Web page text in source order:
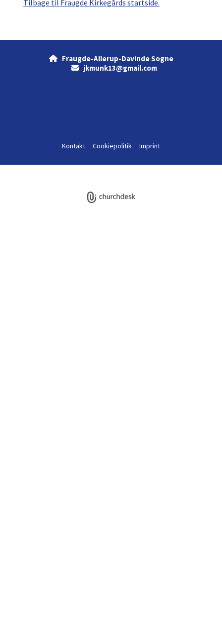
Tilbage til Fraugde Kirkegårds startside.
Fraugde-Allerup-Davinde Sogne
jkmunk13@gmail.com
Kontakt Cookiepolitik Imprint